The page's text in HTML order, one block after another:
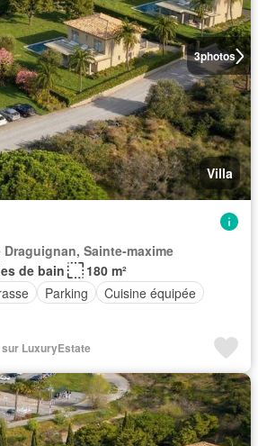
3photos
Villa
Sainte-maxime
de bain
180 m²
Parking
Cuisine équipée
LuxuryEstate